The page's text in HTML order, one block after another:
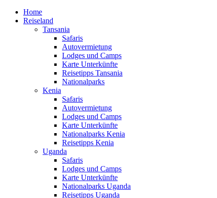
Home
Reiseland
Tansania
Safaris
Autovermietung
Lodges und Camps
Karte Unterkünfte
Reisetipps Tansania
Nationalparks
Kenia
Safaris
Autovermietung
Lodges und Camps
Karte Unterkünfte
Nationalparks Kenia
Reisetipps Kenia
Uganda
Safaris
Lodges und Camps
Karte Unterkünfte
Nationalparks Uganda
Reisetipps Uganda